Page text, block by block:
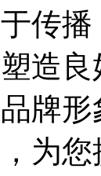
传
造
牌
为